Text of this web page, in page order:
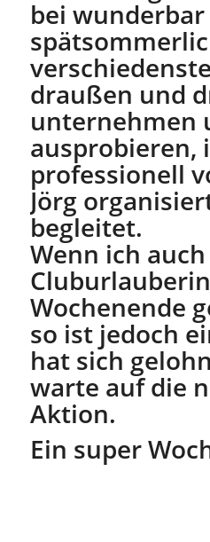
bei wunderbar
draußen und
unternehmen
ausprobieren,
professionell
Jörg
begleitet.
Wenn ich
Wochenende
so ist jedoch
hat sich
warte auf die
Aktion.
Ein super